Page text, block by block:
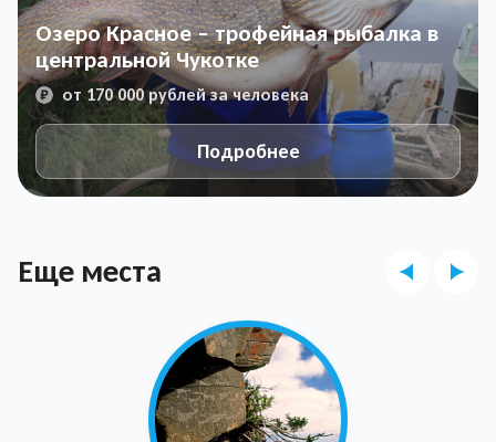
Озеро Красное – трофейная рыбалка в
центральной Чукотке
от 170 000 рублей за человека
Подробнее
Еще места